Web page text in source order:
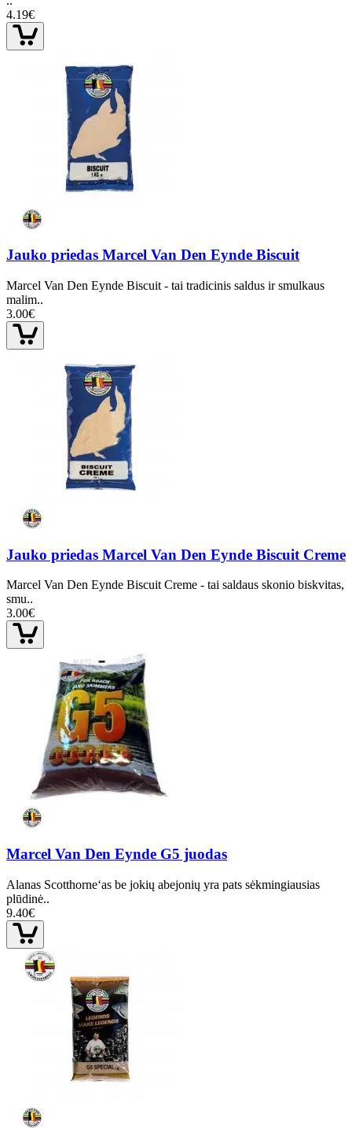
4.19€
Jauko priedas Marcel Van Den Eynde Biscuit
Marcel Van Den Eynde Biscuit - tai tradicinis saldus ir smulkaus
malim..
3.00€
Jauko priedas Marcel Van Den Eynde Biscuit Creme
Marcel Van Den Eynde Biscuit Creme - tai saldaus skonio biskvitas,
smu..
3.00€
Marcel Van Den Eynde G5 juodas
Alanas Scotthorne‘as be jokių abejonių yra pats sėkmingiausias
plūdinė..
9.40€